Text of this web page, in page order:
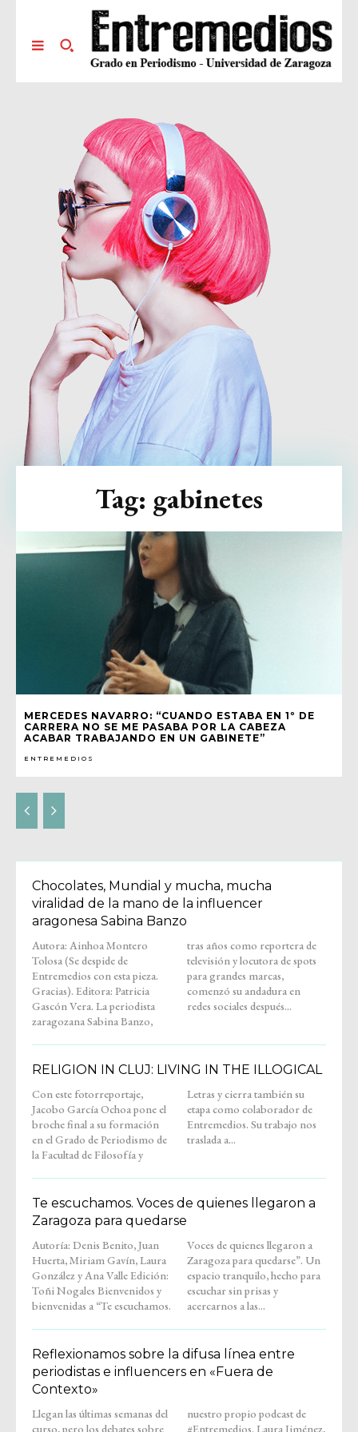
MERCEDES NAVARRO: “CUANDO ESTABA EN 1º DE
CARRERA NO SE ME PASABA POR LA CABEZA
ACABAR TRABAJANDO EN UN GABINETE”
ENTREMEDIOS
Tag: gabinetes
Chocolates, Mundial y mucha, mucha
viralidad de la mano de la influencer
aragonesa Sabina Banzo
Autora: Ainhoa Montero
Tolosa (Se despide de
Entremedios con esta pieza.
Gracias). Editora: Patricia
Gascón Vera. La periodista
zaragozana Sabina Banzo,
tras años como reportera de
televisión y locutora de spots
para grandes marcas,
comenzó su andadura en
redes sociales después...
RELIGION IN CLUJ: LIVING IN THE ILLOGICAL
Con este fotorreportaje,
Jacobo García Ochoa pone el
broche final a su formación
en el Grado de Periodismo de
la Facultad de Filosofía y
Letras y cierra también su
etapa como colaborador de
Entremedios. Su trabajo nos
traslada a...
Te escuchamos. Voces de quienes llegaron a
Zaragoza para quedarse
Autoría: Denis Benito, Juan
Huerta, Miriam Gavín, Laura
González y Ana Valle Edición:
Toñi Nogales Bienvenidos y
bienvenidas a “Te escuchamos.
Voces de quienes llegaron a
Zaragoza para quedarse”. Un
espacio tranquilo, hecho para
escuchar sin prisas y
acercarnos a las...
Reflexionamos sobre la difusa línea entre
periodistas e influencers en «Fuera de
Contexto»
Llegan las últimas semanas del
curso, pero los debates sobre
nuestro propio podcast de
#Entremedios. Laura Jiménez,